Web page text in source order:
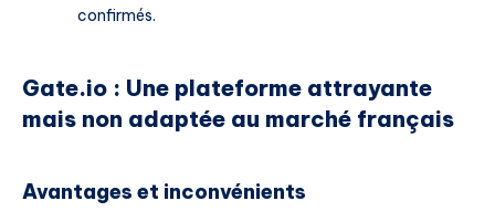
confirmés.
Gate.io : Une plateforme attrayante
mais non adaptée au marché français
Avantages et inconvénients